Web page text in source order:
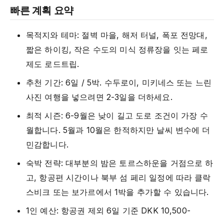
빠른 계획 요약
목적지와 테마: 절벽 마을, 해저 터널, 폭포 전망대,
짧은 하이킹, 작은 수도의 미식 정류장을 잇는 페로
제도 로드트립.
추천 기간: 6일 / 5박. 수두로이, 미키네스 또는 느린
사진 여행을 넣으려면 2-3일을 더하세요.
최적 시즌: 6-9월은 낮이 길고 도로 조건이 가장 수
월합니다. 5월과 10월은 한적하지만 날씨 변수에 더
민감합니다.
숙박 전략: 대부분의 밤은 토르스하운을 거점으로 하
고, 항공편 시간이나 북부 섬 페리 일정에 따라 클락
스비크 또는 보가르에서 1박을 추가할 수 있습니다.
1인 예산: 항공권 제외 6일 기준 DKK 10,500-